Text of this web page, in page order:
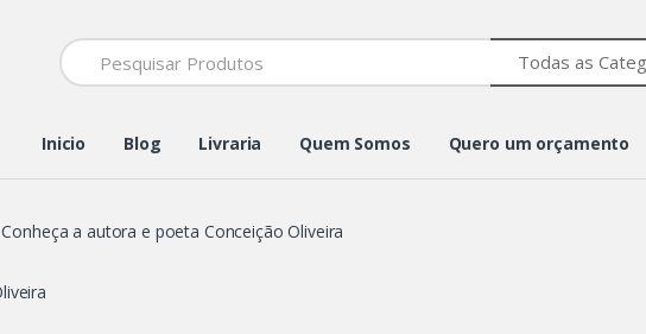
Search
for:
Inicio Blog Livraria Quem Somos Quero um orçamento
Conheça a autora e poeta Conceição Oliveira